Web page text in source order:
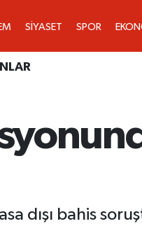
SİYASET SPOR
dışı bahis